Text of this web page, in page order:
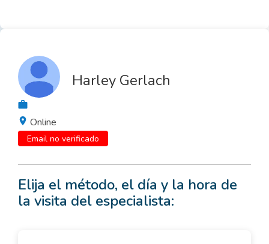
Harley Gerlach
Online
Email no verificado
Elija el método, el día y la hora de
la visita del especialista: